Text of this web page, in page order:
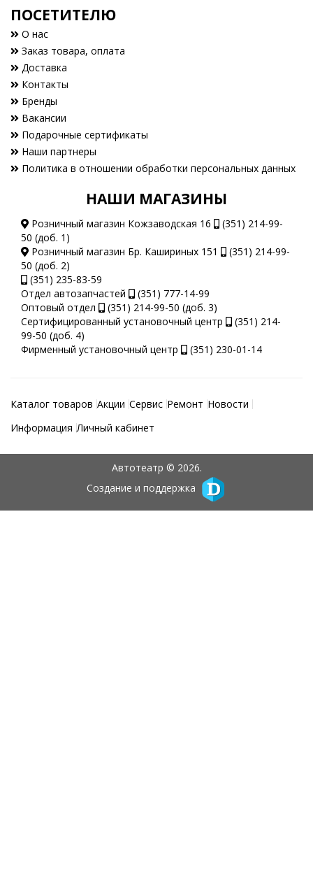
ПОСЕТИТЕЛЮ
О нас
Заказ товара, оплата
Доставка
Контакты
Бренды
Вакансии
Подарочные сертификаты
Наши партнеры
Политика в отношении обработки персональных данных
НАШИ МАГАЗИНЫ
Розничный магазин Кожзаводская 16
(351) 214-99-
50 (доб. 1)
Розничный магазин Бр. Кашириных 151
(351) 214-99-
50 (доб. 2)
(351) 235-83-59
Отдел автозапчастей
(351) 777-14-99
Оптовый отдел
(351) 214-99-50 (доб. 3)
Сертифицированный установочный центр
(351) 214-
99-50 (доб. 4)
Фирменный установочный центр
(351) 230-01-14
Каталог товаров Акции Сервис Ремонт Новости
Информация Личный кабинет
Автотеатр © 2026.
Создание и поддержка